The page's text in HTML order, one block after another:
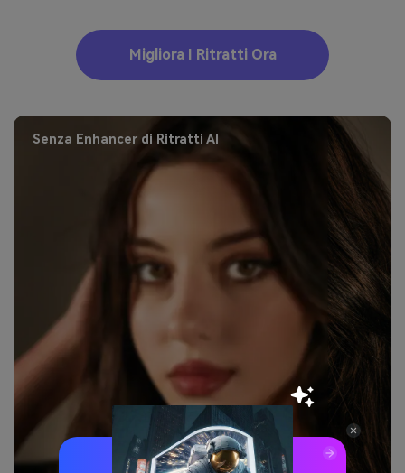
Migliora I Ritratti Ora
Senza Enhancer di Ritratti AI
con Media.io AI Portrait Enhance